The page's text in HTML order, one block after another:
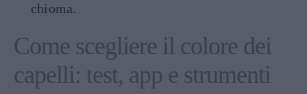
chioma.
Come scegliere il colore dei
capelli: test, app e strumenti